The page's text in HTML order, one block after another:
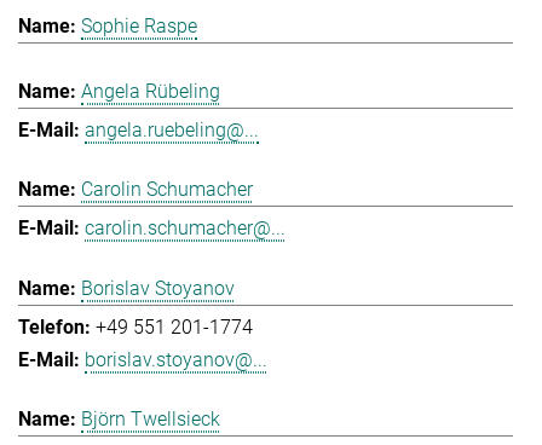
Sophie Raspe
Angela Rübeling
angela.ruebeling@...
Carolin Schumacher
carolin.schumacher@...
Borislav Stoyanov
+49 551 201-1774
borislav.stoyanov@...
Björn Twellsieck